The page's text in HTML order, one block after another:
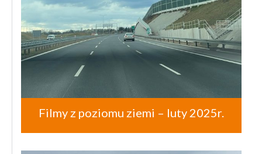
Filmy z poziomu ziemi – luty 2025r.